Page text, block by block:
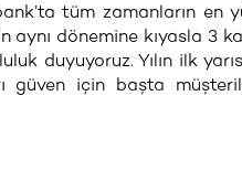
tüm zamanların en
aynı dönemine kıyasla 3
duyuyoruz. Yılın ilk
güven için başta